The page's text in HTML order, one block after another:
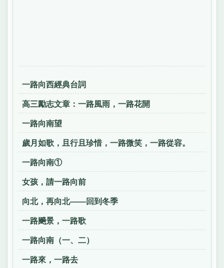
一路向西經典台詞
高三勵志文章：一路風雨，一路花開
一路向南望
歲月如歌，且行且珍惜，一路微笑，一路從容。
一路向南①
女孩，請一路向前
向北，再向北——回到冬季
一路飈景，一路歌
一路向南（一、二）
一路來，一路去